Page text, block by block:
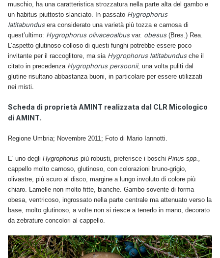
muschio, ha una caratteristica strozzatura nella parte alta del gambo e
un habitus piuttosto slanciato. In passato Hygrophorus
latitabundusera considerato una varietà più tozza e carnosa di
quest’ultimo: Hygrophorus olivaceoalbusvar. obesus(Bres.) Rea.
L’aspetto glutinoso-colloso di questi funghi potrebbe essere poco
invitante per il raccoglitore, ma sia Hygrophorus latitabundusche il
citato in precedenza Hygrophorus persoonii, una volta puliti dal
glutine risultano abbastanza buoni, in particolare per essere utilizzati
nei misti.
Scheda di proprietà AMINT realizzata dal CLR Micologico
di AMINT.
Regione Umbria; Novembre 2011; Foto di Mario Iannotti.
E' uno degli Hygrophorus più robusti, preferisce i boschi Pinus spp.,
cappello molto carnoso, glutinoso, con colorazioni bruno-grigio,
olivastre, più scuro al disco, margine a lungo involuto di colore più
chiaro. Lamelle non molto fitte, bianche. Gambo sovente di forma
obesa, ventricoso, ingrossato nella parte centrale ma attenuato verso la
base, molto glutinoso, a volte non si riesce a tenerlo in mano, decorato
da zebrature concolori al cappello.